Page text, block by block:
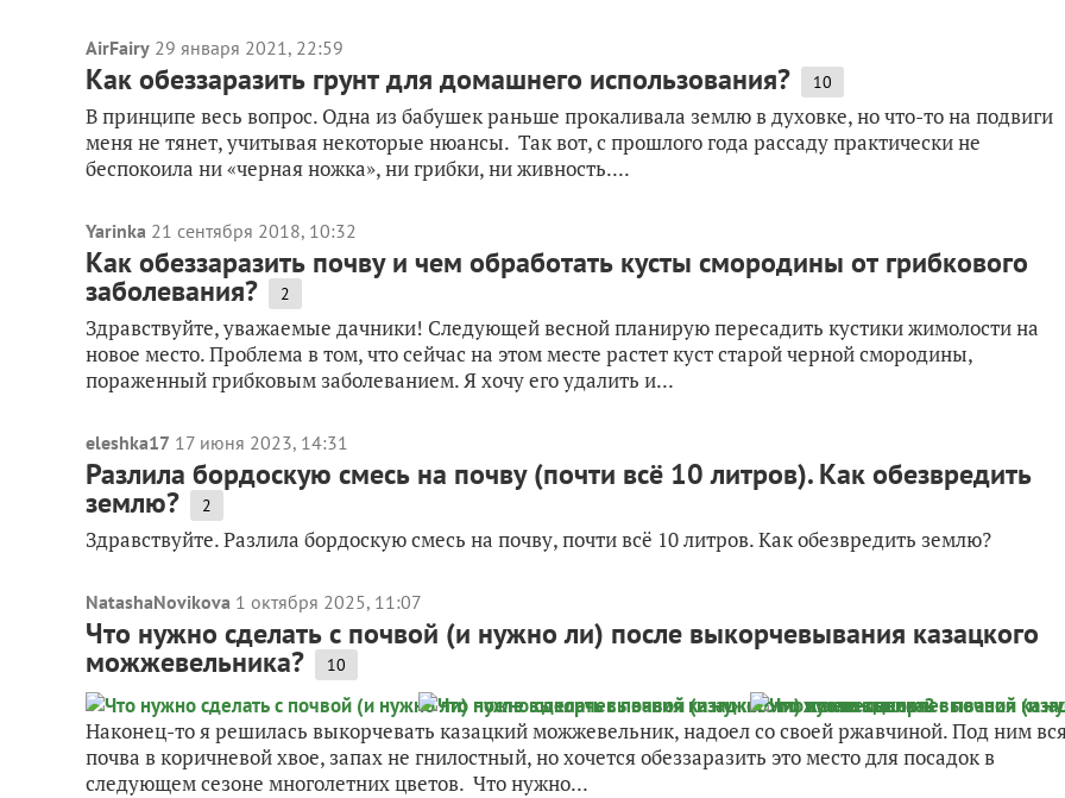
AirFairy 29 января 2021, 22:59
Как обеззаразить грунт для домашнего использования? 10
В принципе весь вопрос. Одна из бабушек раньше прокаливала землю в духовке, но что-то на подвиги
меня не тянет, учитывая некоторые нюансы. Так вот, с прошлого года рассаду практически не
беспокоила ни «черная ножка», ни грибки, ни живность....
Yarinka 21 сентября 2018, 10:32
Как обеззаразить почву и чем обработать кусты смородины от грибкового
заболевания? 2
Здравствуйте, уважаемые дачники! Следующей весной планирую пересадить кустики жимолости на
новое место. Проблема в том, что сейчас на этом месте растет куст старой черной смородины,
пораженный грибковым заболеванием. Я хочу его удалить и...
eleshka17 17 июня 2023, 14:31
Разлила бордоскую смесь на почву (почти всё 10 литров). Как обезвредить
землю? 2
Здравствуйте. Разлила бордоскую смесь на почву, почти всё 10 литров. Как обезвредить землю?
NatashaNovikova 1 октября 2025, 11:07
Что нужно сделать с почвой (и нужно ли) после выкорчевывания казацкого
можжевельника? 10
Наконец-то я решилась выкорчевать казацкий можжевельник, надоел со своей ржавчиной. Под ним
почва в коричневой хвое, запах не гнилостный, но хочется обеззаразить это место для посадок в
следующем сезоне многолетних цветов. Что нужно...